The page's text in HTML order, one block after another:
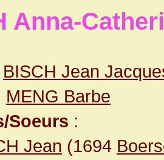
Anna-
BISCH Jean
MENG Barbe
Soeurs :
Jean (1694